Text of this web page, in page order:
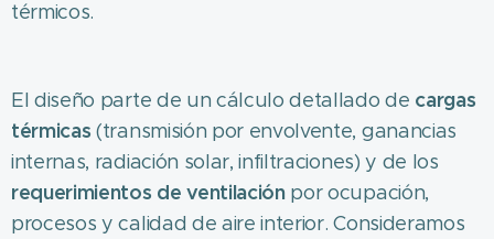
térmicos.
El diseño parte de un cálculo detallado de cargas
térmicas (transmisión por envolvente, ganancias
internas, radiación solar, infiltraciones) y de los
requerimientos de ventilaciónpor ocupación,
procesos y calidad de aire interior. Consideramos